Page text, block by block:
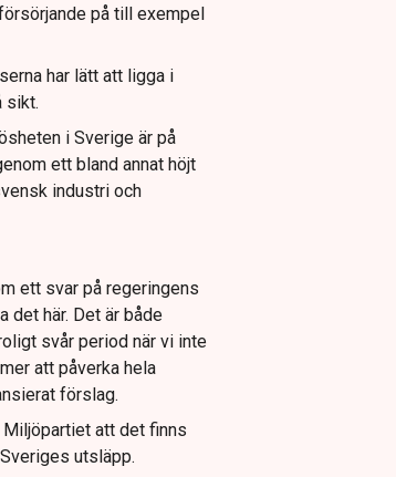
på till exempel
har lätt att ligga i
sikt.
i Sverige är på
ett bland annat höjt
industri och
ett svar på regeringens
det här. Det är både
svår period när vi inte
att påverka hela
förslag.
att det finns
utsläpp.